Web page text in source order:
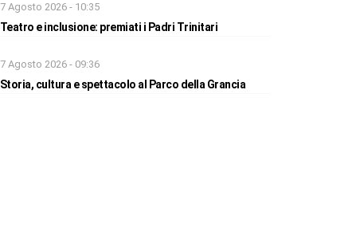
7 Agosto 2026 - 10:35
Teatro e inclusione: premiati i Padri Trinitari
7 Agosto 2026 - 09:36
Storia, cultura e spettacolo al Parco della Grancia